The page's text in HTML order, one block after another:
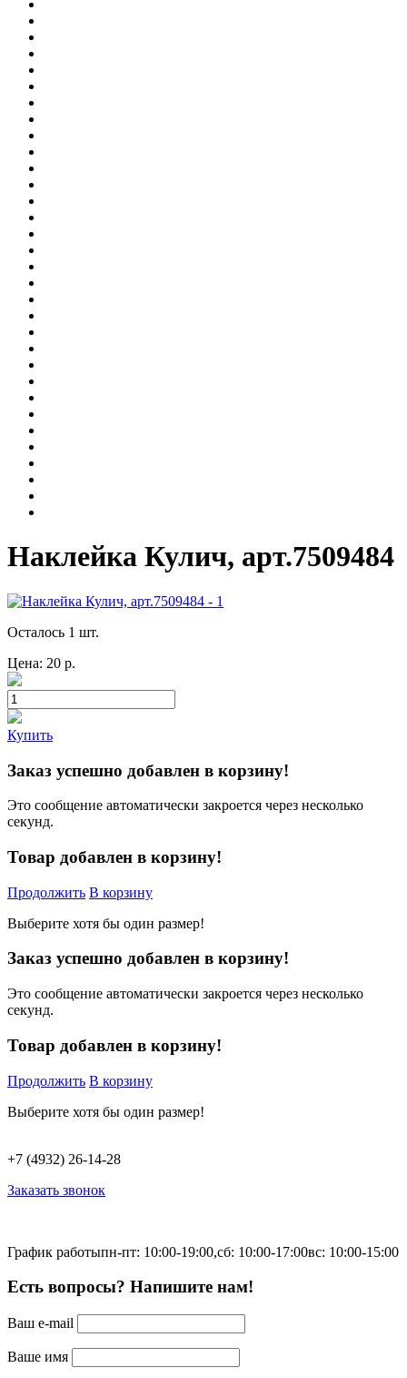
Наклейка Кулич, арт.7509484
Осталось 1 шт.
Цена: 20 р.
Купить
Заказ успешно добавлен в корзину!
Это сообщение автоматически закроется через несколько
секунд.
Товар добавлен в корзину!
Продолжить В корзину
Выберите хотя бы один размер!
Заказ успешно добавлен в корзину!
Это сообщение автоматически закроется через несколько
секунд.
Товар добавлен в корзину!
Продолжить В корзину
Выберите хотя бы один размер!
+7 (4932) 26-14-28
Заказать звонок
График работыпн-пт: 10:00-19:00,сб: 10:00-17:00вс: 10:00-15:00
Есть вопросы? Напишите нам!
Ваш e-mail
Ваше имя